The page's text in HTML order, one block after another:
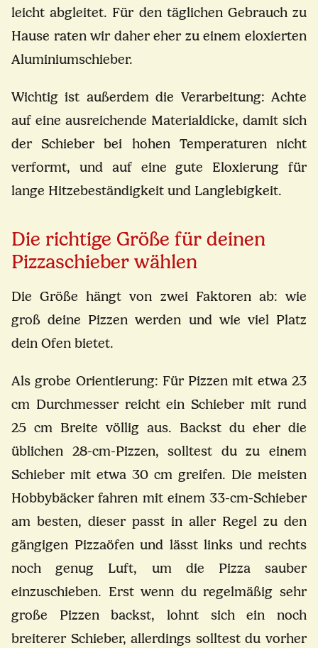
leicht abgleitet. Für den täglichen Gebrauch zu
Hause raten wir daher eher zu einem eloxierten
Aluminiumschieber.
Wichtig ist außerdem die Verarbeitung: Achte
auf eine ausreichende Materialdicke, damit sich
der Schieber bei hohen Temperaturen nicht
verformt, und auf eine gute Eloxierung für
lange Hitzebeständigkeit und Langlebigkeit.
Die richtige Größe für deinen
Pizzaschieber wählen
Die Größe hängt von zwei Faktoren ab: wie
groß deine Pizzen werden und wie viel Platz
dein Ofen bietet.
Als grobe Orientierung: Für Pizzen mit etwa 23
cm Durchmesser reicht ein Schieber mit rund
25 cm Breite völlig aus. Backst du eher die
üblichen 28-cm-Pizzen, solltest du zu einem
Schieber mit etwa 30 cm greifen. Die meisten
Hobbybäcker fahren mit einem 33-cm-Schieber
am besten, dieser passt in aller Regel zu den
gängigen Pizzaöfen und lässt links und rechts
noch genug Luft, um die Pizza sauber
einzuschieben. Erst wenn du regelmäßig sehr
große Pizzen backst, lohnt sich ein noch
breiterer Schieber, allerdings solltest du vorher